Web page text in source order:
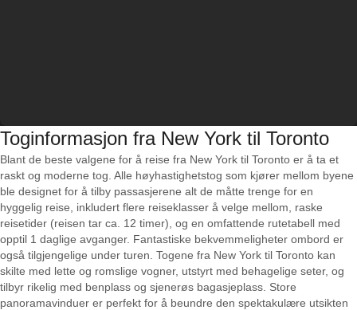
Toginformasjon fra New York til Toronto
Blant de beste valgene for å reise fra New York til Toronto er å ta et
raskt og moderne tog. Alle høyhastighetstog som kjører mellom byene
ble designet for å tilby passasjerene alt de måtte trenge for en
hyggelig reise, inkludert flere reiseklasser å velge mellom, raske
reisetider (reisen tar ca. 12 timer), og en omfattende rutetabell med
opptil 1 daglige avganger. Fantastiske bekvemmeligheter ombord er
også tilgjengelige under turen. Togene fra New York til Toronto kan
skilte med lette og romslige vogner, utstyrt med behagelige seter, og
tilbyr rikelig med benplass og sjenerøs bagasjeplass. Store
panoramavinduer er perfekt for å beundre den spektakulære utsikten